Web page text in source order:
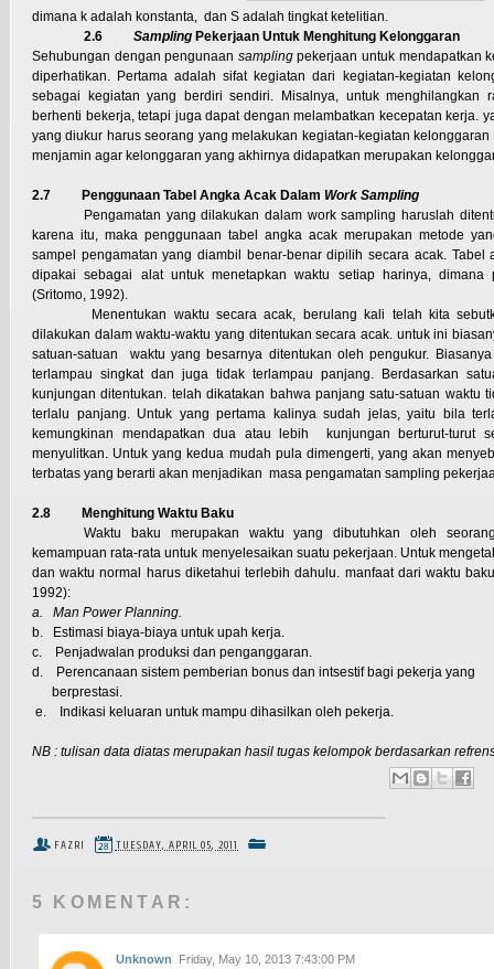
dimana k adalah konstanta, dan S adalah tingkat ketelitian.
2.6
Sampling Pekerjaan Untuk Menghitung Kelonggaran
Sehubungan dengan pengunaan samplingpekerjaan untuk mendapatkan
diperhatikan. Pertama adalah sifat kegiatan dari kegiatan-kegiatan
sebagai kegiatan yang berdiri sendiri. Misalnya, untuk menghilangkan
berhenti bekerja, tetapi juga dapat dengan melambatkan kecepatan kerja.
yang diukur harus seorang yang melakukan kegiatan-kegiatan
menjamin agar kelonggaran yang akhirnya didapatkan merupakan
2.7 Penggunaan Tabel Angka Acak Dalam Work Sampling
Pengamatan yang dilakukan dalam work sampling haruslah
karena itu, maka penggunaan tabel angka acak merupakan metode
sampel pengamatan yang diambil benar-benar dipilih secara acak. Tabel
dipakai sebagai alat untuk menetapkan waktu setiap harinya, dimana
(Sritomo, 1992).
Menentukan waktu secara acak, berulang kali telah kita
dilakukan dalam waktu-waktu yang ditentukan secara acak. untuk ini
satuan-satuan waktu yang besarnya ditentukan oleh pengukur.
terlampau singkat dan juga tidak terlampau panjang. Berdasarkan
kunjungan ditentukan. telah dikatakan bahwa panjang satu-satuan waktu
terlalu panjang. Untuk yang pertama kalinya sudah jelas, yaitu bila
kemungkinan mendapatkan dua atau lebih kunjungan berturut-turut
menyulitkan. Untuk yang kedua mudah pula dimengerti, yang akan
terbatas yang berarti akan menjadikan masa pengamatan sampling
2.8
Menghitung Waktu Baku
Waktu baku merupakan waktu yang dibutuhkan oleh
kemampuan rata-rata untuk menyelesaikan suatu pekerjaan. Untuk
dan waktu normal harus diketahui terlebih dahulu. manfaat dari waktu
1992):
a.
Man Power Planning.
b.
Estimasi biaya-biaya untuk upah kerja.
c.
Penjadwalan produksi dan penganggaran.
d.
Perencanaan sistem pemberian bonus dan intsestif bagi pekerja yang
berprestasi.
e.
Indikasi keluaran untuk mampu dihasilkan oleh pekerja.
NB : tulisan data diatas merupakan hasil tugas kelompok berdasarkan
FAZRI TUESDAY, APRIL 05, 2011
5 KOMENTAR:
Unknown
Friday, May 10, 2013 7:43:00 PM